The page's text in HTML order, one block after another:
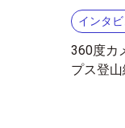
インタ
360度カ
プス登山